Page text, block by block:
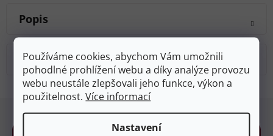
Používáme cookies, abychom Vám umožnili
pohodlné prohlížení webu a díky analýze provozu
webu neustále zlepšovali jeho funkce, výkon a
použitelnost.Více informací
Nastavení
Popis
Diskuze